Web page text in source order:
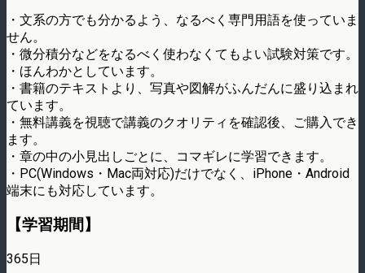
・文系の方でも分かるよう、なるべく専門用語を使っていま
せん。
・微分積分などをなるべく使わなくてもよい試験対策です。
・ほんわかとしています。
・書籍のテキストより、写真や図解がふんだんに盛り込まれ
ています。
・無料講義を視聴で講義のクオリティを確認後、ご購入でき
ます。
・章の中の小見出しごとに、コマギレに学習できます。
・PC(Windows・Mac両対応)だけでなく、iPhone・Android
端末にも対応しています。
【学習期間】
365日